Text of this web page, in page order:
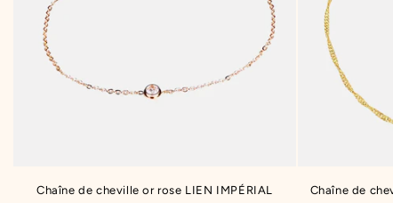
Chaîne de cheville or rose LIEN IMPÉRIAL Chaîne de